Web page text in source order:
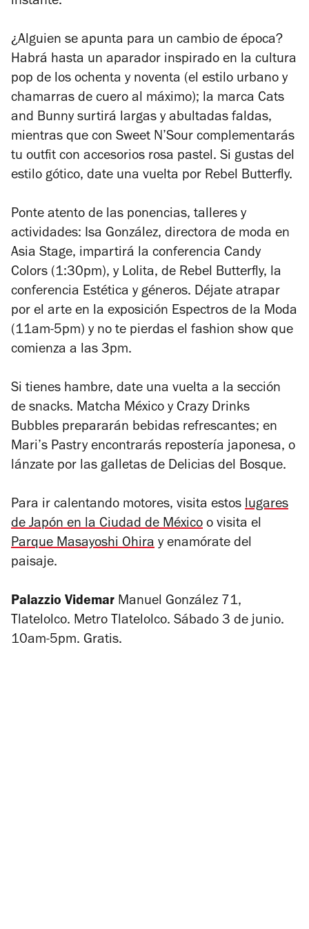
¿Alguien se apunta para un cambio de época?
Habrá hasta un aparador inspirado en la cultura
pop de los ochenta y noventa (el estilo urbano y
chamarras de cuero al máximo); la marca Cats
and Bunny surtirá largas y abultadas faldas,
mientras que con Sweet N’Sour complementarás
tu outfit con accesorios rosa pastel. Si gustas del
estilo gótico, date una vuelta por Rebel Butterfly.
Ponte atento de las ponencias, talleres y
actividades: Isa González, directora de moda en
Asia Stage, impartirá la conferencia Candy
Colors (1:30pm), y Lolita, de Rebel Butterfly, la
conferencia Estética y géneros. Déjate atrapar
por el arte en la exposición Espectros de la Moda
(11am-5pm) y no te pierdas el fashion show que
comienza a las 3pm.
Si tienes hambre, date una vuelta a la sección
de snacks. Matcha México y Crazy Drinks
Bubbles prepararán bebidas refrescantes; en
Mari’s Pastry encontrarás repostería japonesa, o
lánzate por las galletas de Delicias del Bosque.
Para ir calentando motores, visita estos lugares
de Japón en la Ciudad de México o visita el
Parque Masayoshi Ohira y enamórate del
paisaje.
Palazzio Videmar Manuel González 71,
Tlatelolco. Metro Tlatelolco. Sábado 3 de junio.
10am-5pm. Gratis.